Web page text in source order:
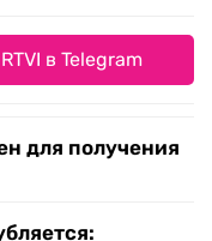
в Telegram
для получения